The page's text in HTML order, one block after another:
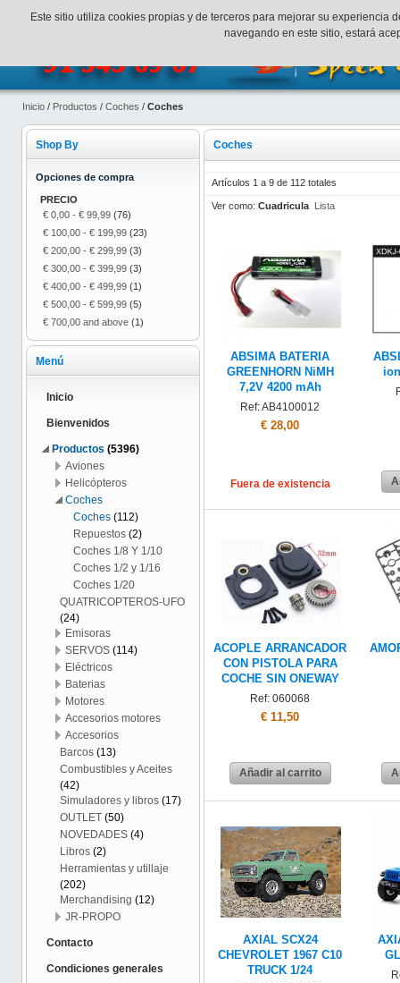
¡Bienvenidos a SpeedHobbys! Mi cuenta Finalizar
Inicio / Productos / Coches / Coches
Coches
Artículos 1 a 9 de 112 totales
Ver como: Cuadricula Lista
ABSIMA BATERIA
GREENHORN NiMH
7,2V 4200 mAh
Ref: AB4100012
€ 28,00
Fuera de existencia
ACOPLE ARRANCADOR
CON PISTOLA PARA
COCHE SIN ONEWAY
Ref: 060068
€ 11,50
Añadir al carrito
AXIAL SCX24
CHEVROLET 1967 C10
TRUCK 1/24
Shop By
Opciones de compra
PRECIO
€ 0,00 - € 99,99 (76)
€ 100,00 - € 199,99 (23)
€ 200,00 - € 299,99 (3)
€ 300,00 - € 399,99 (3)
€ 400,00 - € 499,99 (1)
€ 500,00 - € 599,99 (5)
€ 700,00 and above (1)
Menú
Inicio
Bienvenidos
Productos (5396)
Aviones
Helicópteros
Coches
Coches (112)
Repuestos (2)
Coches 1/8 Y 1/10
Coches 1/2 y 1/16
Coches 1/20
QUATRICOPTEROS-UFO
(24)
Emisoras
SERVOS (114)
Eléctricos
Baterias
Motores
Accesorios motores
Accesorios
Barcos (13)
Combustibles y Aceites
(42)
Simuladores y libros (17)
OUTLET (50)
NOVEDADES (4)
Libros (2)
Herramientas y utillaje
(202)
Merchandising (12)
JR-PROPO
Contacto
Condiciones generales
Este sitio utiliza cookies propias y de terceros para mejorar su
navegando en este sitio, estará